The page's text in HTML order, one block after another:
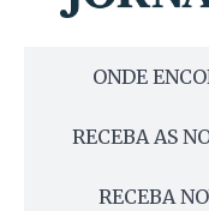
ONDE
RECEBA AS
RECEBA